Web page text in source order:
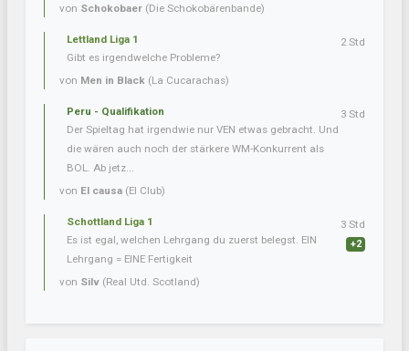
von Schokobaer (Die Schokobärenbande)
Lettland Liga 1
Gibt es irgendwelche Probleme?
von Men in Black (La Cucarachas)
2 Std
Peru - Qualifikation
Der Spieltag hat irgendwie nur VEN etwas gebracht. Und
die wären auch noch der stärkere WM-Konkurrent als
BOL. Ab jetz...
von El causa (El Club)
3 Std
Schottland Liga 1
Es ist egal, welchen Lehrgang du zuerst belegst. EIN
Lehrgang = EINE Fertigkeit
von Silv (Real Utd. Scotland)
3 Std
+2